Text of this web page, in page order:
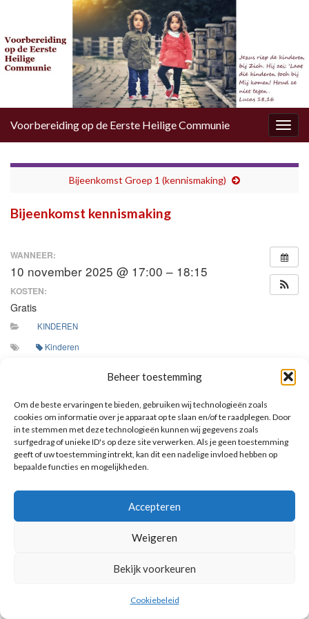
Beheer toestemming
Om de beste ervaringen te bieden, gebruiken wij technologieën zoals
cookies om informatie over je apparaat op te slaan en/of te raadplegen. Door
in te stemmen met deze technologieën kunnen wij gegevens zoals
surfgedrag of unieke ID's op deze site verwerken. Als je geen toestemming
geeft of uw toestemming intrekt, kan dit een nadelige invloed hebben op
bepaalde functies en mogelijkheden.
Accepteren
Weigeren
Bekijk voorkeuren
Cookiebeleid
Voorbereiding op de Eerste Heilige Communie
Bijeenkomst Groep 1 (kennismaking)
Bijeenkomst kennismaking
WANNEER:
10 november 2025 @ 17:00 – 18:15
KOSTEN:
Gratis
KINDEREN
Kinderen
We leren elkaar kennen bij naam, zoals God ieder van ons bij
AANKOMENDE ACTIVITEITEN
© 2026 Voorbereiding op de Eerste Heilige Communie.